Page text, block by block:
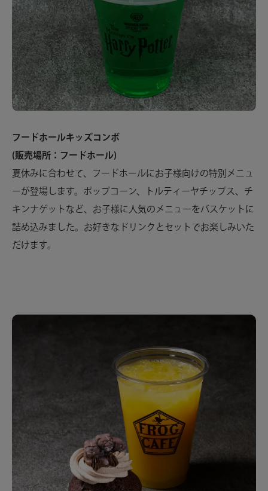
フードホールキッズコンボ
(販売場所：フードホール)
夏休みに合わせて、フードホールにお子様向けの特別メニュ
ーが登場します。ポップコーン、トルティーヤチップス、チ
キンナゲットなど、お子様に人気のメニューをバスケットに
詰め込みました。お好きなドリンクとセットでお楽しみいた
だけます。